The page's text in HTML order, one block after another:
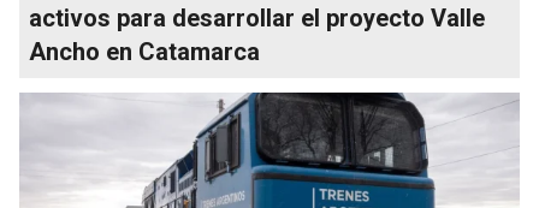
activos para desarrollar el proyecto Valle
Ancho en Catamarca